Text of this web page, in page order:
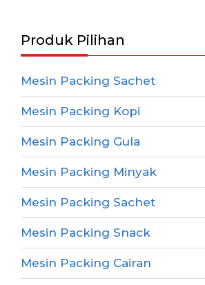
Produk Pilihan
Mesin Packing Sachet
Mesin Packing Kopi
Mesin Packing Gula
Mesin Packing Minyak
Mesin Packing Sachet
Mesin Packing Snack
Mesin Packing Cairan